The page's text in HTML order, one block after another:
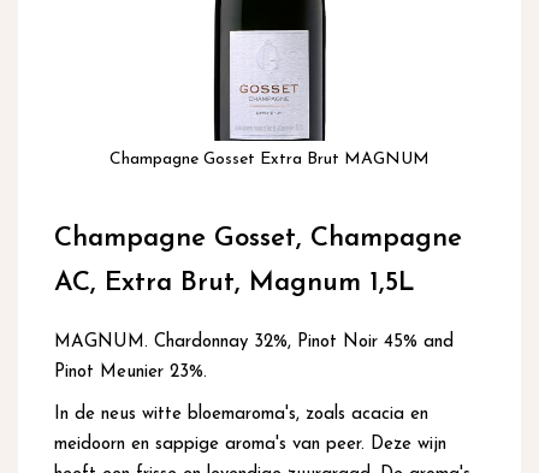
Champagne Gosset Extra Brut MAGNUM
het
begin
van
afbeeldingen-
gallerij
Champagne Gosset, Champagne
AC, Extra Brut, Magnum 1,5L
MAGNUM. Chardonnay 32%, Pinot Noir 45% and
Pinot Meunier 23%.
In de neus witte bloemaroma's, zoals acacia en
meidoorn en sappige aroma's van peer. Deze wijn